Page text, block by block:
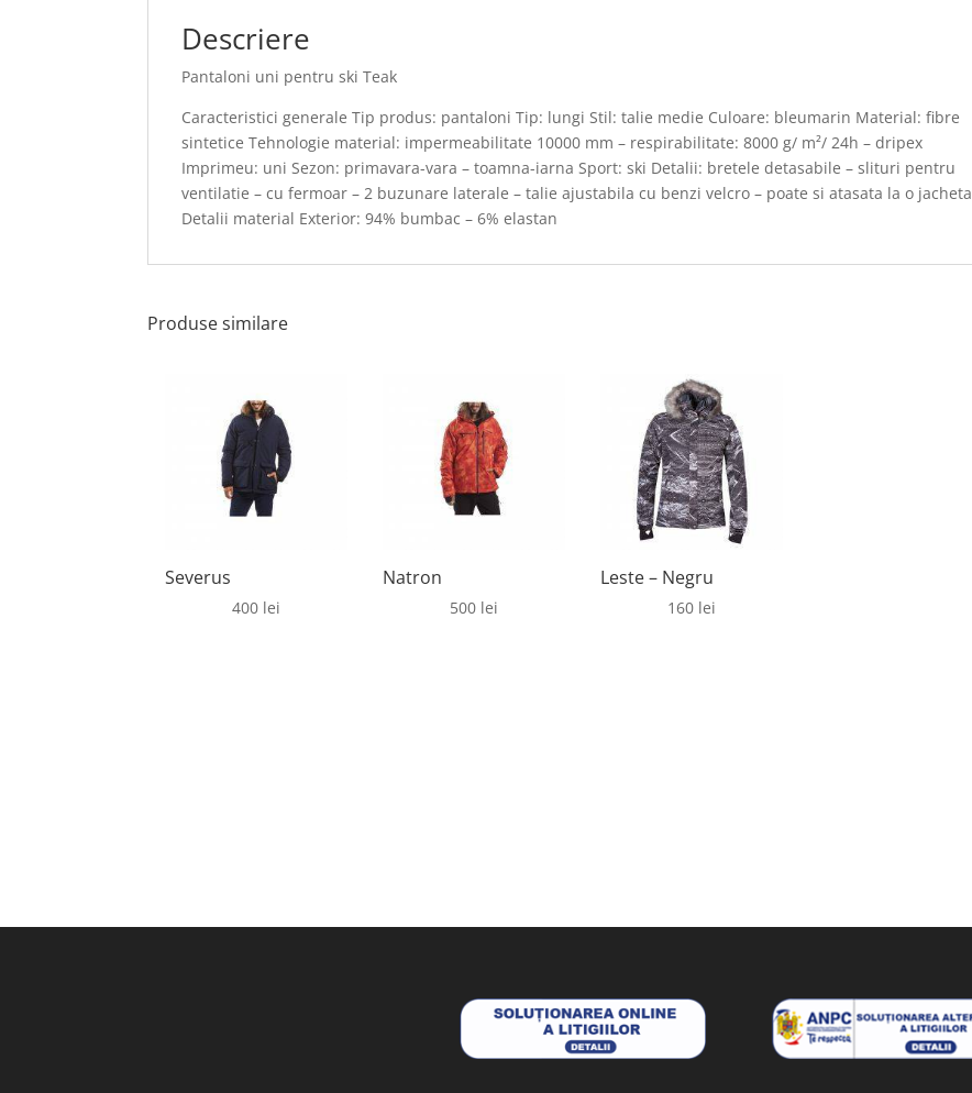
Descriere
Pantaloni uni pentru ski Teak
Caracteristici generale Tip produs: pantaloni Tip: lungi Stil: talie medie Culoare: bleumarin Material: fibre
sintetice Tehnologie material: impermeabilitate 10000 mm – respirabilitate: 8000 g/ m²/ 24h – dripex
Imprimeu: uni Sezon: primavara-vara – toamna-iarna Sport: ski Detalii: bretele detasabile – slituri pentru
ventilatie – cu fermoar – 2 buzunare laterale – talie ajustabila cu benzi velcro – poate si atasata la o jacheta
Detalii material Exterior: 94% bumbac – 6% elastan
Produse similare
Severus
400 lei
Natron
500 lei
Leste – Negru
160 lei